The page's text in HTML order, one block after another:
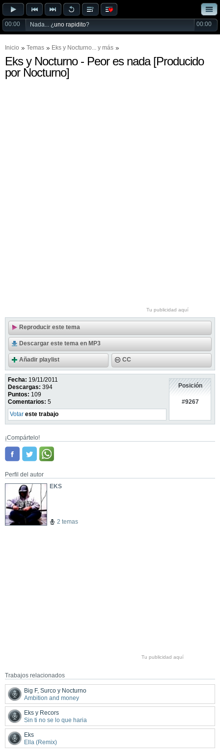
00:00 Nada... ¿uno rapidito? 00:00
Inicio Temas Eks y Nocturno... y más
Eks y Nocturno - Peor es nada [Producido
por Nocturno]
Tu publicidad aquí
Reproducir este tema
Descargar este tema en MP3
Añadir playlist CC
Fecha: 19/11/2011
Descargas: 394
Puntos: 109
Comentarios: 5
Votar este trabajo
Posición
#9267
¡Compártelo!
Perfil del autor
EKS
2 temas
Tu publicidad aquí
Trabajos relacionados
Big F, Surco y Nocturno
Ambition and money
Eks y Recors
Sin ti no se lo que haria
Eks
Ella (Remix)